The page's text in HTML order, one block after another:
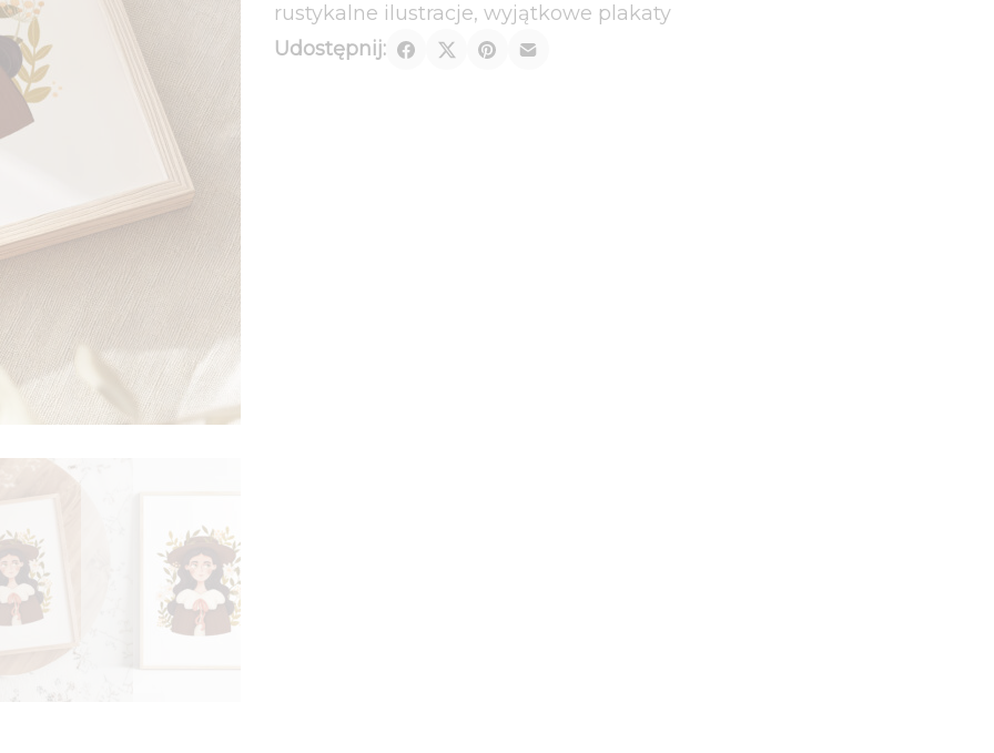
folkowym
klimacie
rustykalne ilustracje, wyjątkowe plakaty
Udostępnij: